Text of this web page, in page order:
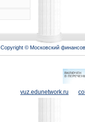
Copyright © Московский
vuz.edunetwork.ru